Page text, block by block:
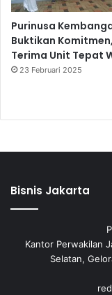
Purinusa
Buktikan
Terima Unit Tepat
23 Februari 2025
Bisnis Jakarta
Kantor Perwakilan
Selatan,